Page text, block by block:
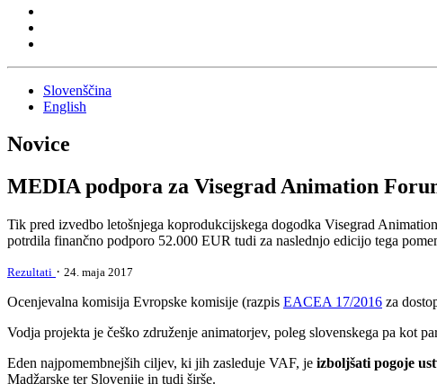
Slovenščina
English
Novice
MEDIA podpora za Visegrad Animation
Tik pred izvedbo letošnjega koprodukcijskega dogodka Visegrad
potrdila finančno podporo 52.000 EUR tudi za naslednjo edicijo tega
Rezultati · 24. maja 2017
Ocenjevalna komisija Evropske komisije (razpis EACEA 17/2016 za
Vodja projekta je češko združenje animatorjev, poleg slovenskega pa kot
Eden najpomembnejših ciljev, ki jih zasleduje VAF, je izboljšati pogoje
Madžarske ter Slovenije in tudi širše.